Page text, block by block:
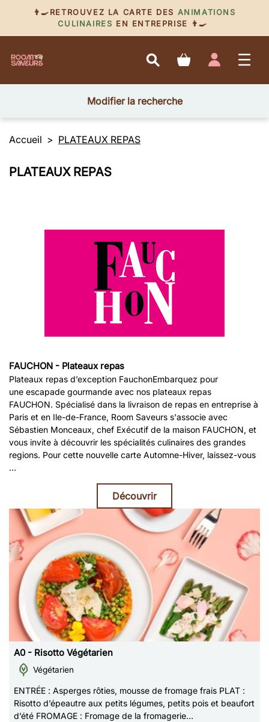
👨‍🍳RETROUVEZ LA CARTE DES ANIMATIONS
CULINAIRES EN ENTREPRISE 👨‍🍳
Modifier la recherche
Accueil PLATEAUX REPAS
PLATEAUX REPAS
FAUCHON - Plateaux repas
Plateaux repas d’exception FauchonEmbarquez pour
une escapade gourmande avec nos plateaux repas
FAUCHON. Spécialisé dans la livraison de repas en entreprise à
Paris et en Ile-de-France, Room Saveurs s'associe avec
Sébastien Monceaux, chef Exécutif de la maison FAUCHON, et
vous invite à découvrir les spécialités culinaires des grandes
regions. Pour cette nouvelle carte Automne-Hiver, laissez-vous
…
Découvrir
A0 - Risotto Végétarien
Végétarien
ENTRÉE : Asperges rôties, mousse de fromage frais PLAT :
Risotto d’épeautre aux petits légumes, petits pois et beaufort
d’été FROMAGE : Fromage de la fromagerie